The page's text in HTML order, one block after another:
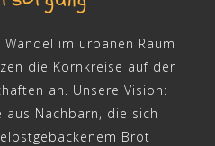
im urbanen Raum
die Kornkreise auf der
an. Unsere Vision:
aus Nachbarn, die sich
Brot